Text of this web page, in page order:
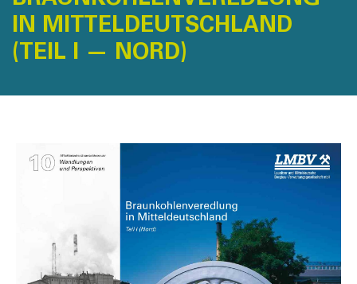
IN MITTELDEUTSCHLAND
(TEIL I — NORD)